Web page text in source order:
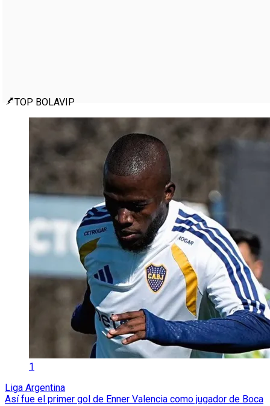
TOP BOLAVIP
1
Liga Argentina
Así fue el primer gol de Enner Valencia como jugador de Boca